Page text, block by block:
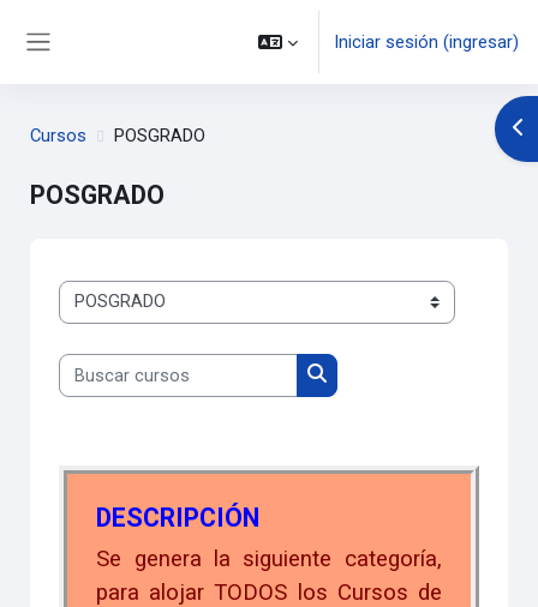
Iniciar sesión (ingresar)
Cursos POSGRADO
POSGRADO
Categorías
Buscar cursos
Buscar cursos
DESCRIPCIÓN
Se genera la siguiente categoría,
para alojar TODOS los Cursos de